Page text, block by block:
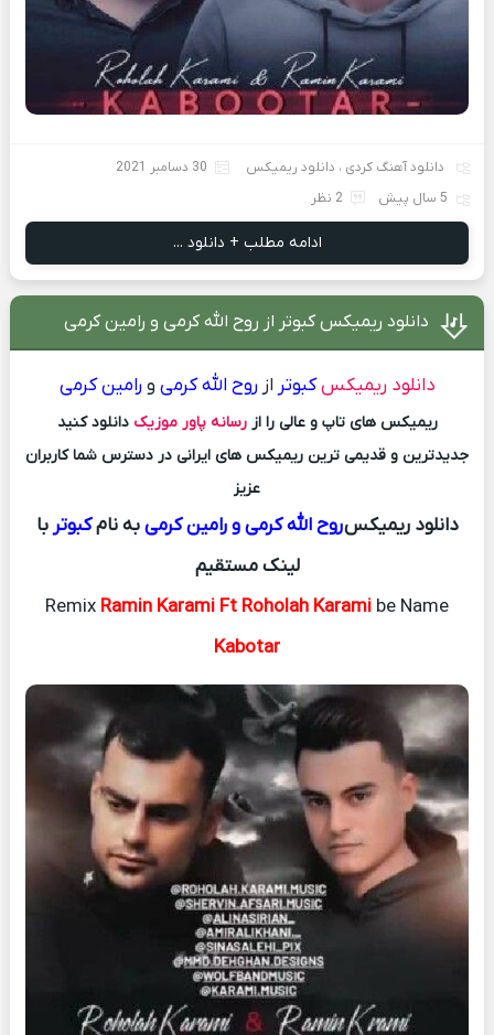
دانلود آهنگ کردی ، دانلود ریمیکس
30 دسامبر 2021
5 سال پیش
2 نظر
ادامه مطلب + دانلود ...
دانلود ریمیکس کبوتر از روح الله کرمی و رامین کرمی
دانلود ریمیکس کبوتر از روح الله کرمی و رامین کرمی
ریمیکس های تاپ و عالی را ازرسانه پاور موزیک دانلود کنید
جدیدترین و قدیمی ترین ریمیکس های ایرانی در دسترس شما کاربران
عزیز
دانلود ریمیکسروح الله کرمی و رامین کرمیبه نامکبوتر با
لینک مستقیم
Remix Ramin Karami Ft Roholah Karami be Name
Kabotar